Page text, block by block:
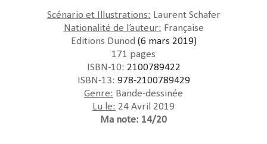
Scénario et Illustrations: Laurent Schafer
Nationalité de l’auteur: Française
Editions Dunod (6 mars 2019)
171 pages
ISBN-10: 2100789422
ISBN-13: 978-2100789429
Genre: Bande-dessinée
Lu le: 24 Avril 2019
Ma note: 14/20